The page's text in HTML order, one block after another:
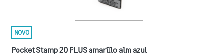
NOVO
Pocket Stamp 20 PLUS amarillo alm azul